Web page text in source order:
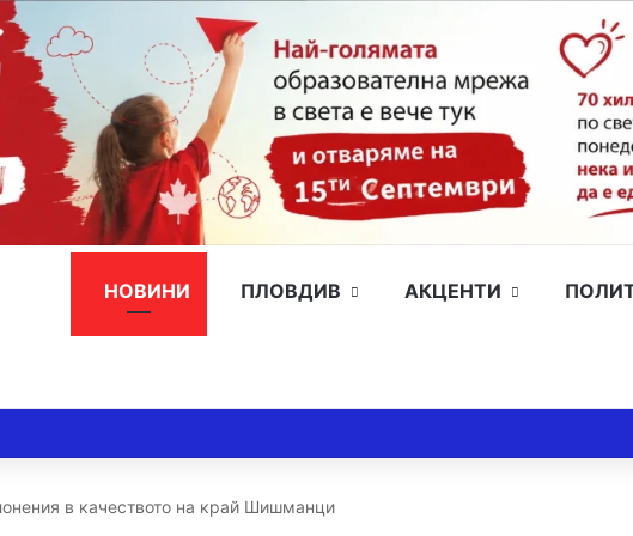
НОВИНИ ПЛОВДИВ АКЦЕНТИ
в качеството на край Шишманци